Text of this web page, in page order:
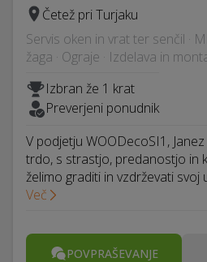
Četež pri Turjaku
Servis oken in vrat ter senčil ·
žaga · Ograje · Izdelava in
Izbran že 1 krat
Preverjeni ponudnik
V podjetju WOODecoSI1, Janez
trdo, s strastjo, predanostjo in
želimo graditi in vzdrževati svoj
Več
POVPRAŠEVANJE